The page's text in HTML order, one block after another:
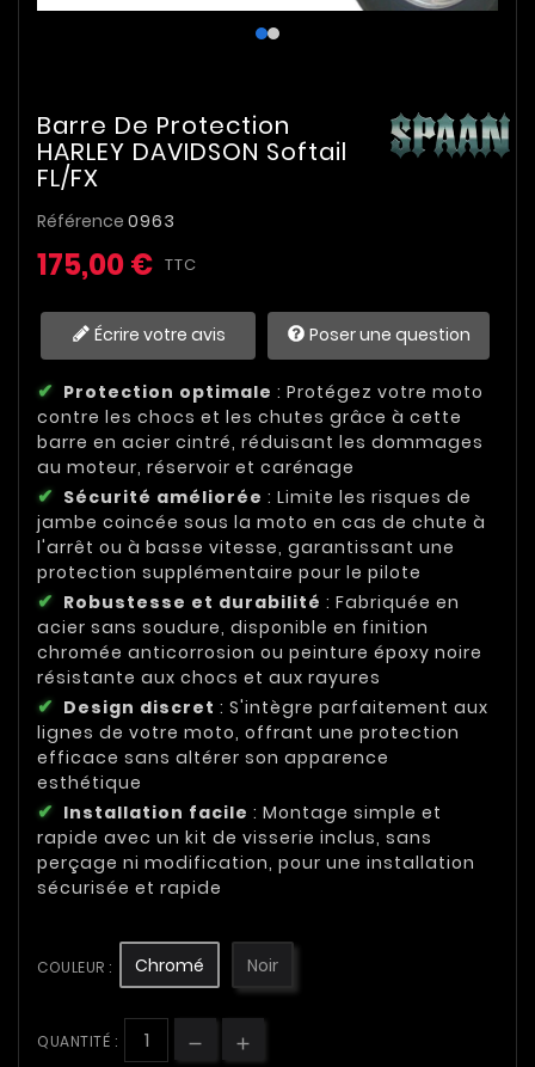
Barre De Protection
HARLEY DAVIDSON Softail
FL/FX
Référence 0963
175,00 € TTC
Écrire votre avis Poser une question
Protection optimale : Protégez votre moto
contre les chocs et les chutes grâce à cette
barre en acier cintré, réduisant les dommages
au moteur, réservoir et carénage
Sécurité améliorée : Limite les risques de
jambe coincée sous la moto en cas de chute à
l'arrêt ou à basse vitesse, garantissant une
protection supplémentaire pour le pilote
Robustesse et durabilité : Fabriquée en
acier sans soudure, disponible en finition
chromée anticorrosion ou peinture époxy noire
résistante aux chocs et aux rayures
Design discret : S'intègre parfaitement aux
lignes de votre moto, offrant une protection
efficace sans altérer son apparence
esthétique
Installation facile : Montage simple et
rapide avec un kit de visserie inclus, sans
perçage ni modification, pour une installation
sécurisée et rapide
COULEUR : Chromé Noir
QUANTITÉ :